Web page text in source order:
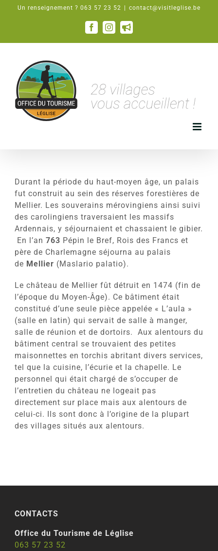
PasserUn renseignement ? 063 57 23 52 contact@visitleglise.be
Facebook
Instagram
Email
Durant la période du haut-moyen âge, un palais
fut construit au sein des réserves forestières de
Mellier. Les souverains mérovingiens ainsi suivi
des carolingiens traversaient les massifs
Ardennais, y séjournaient et chassaient le gibier.
En l’an 763 Pépin le Bref, Rois des Francs et
père de Charlemagne séjourna au palais
de Mellier (Maslario palatio).
Le château de Mellier fût détruit en 1474 (fin de
l’époque du Moyen-Âge). Ce bâtiment était
constitué d’une seule pièce appelée « L’aula »
(salle en latin) qui servait de salle à manger,
salle de réunion et de dortoirs. Aux alentours du
bâtiment central se trouvaient des petites
maisonnettes en torchis abritant divers services,
tel que la cuisine, l’écurie et la chapelle. Le
personnel qui était chargé de s’occuper de
l’entretien du château ne logeait pas
directement sur place mais aux alentours de
celui-ci. Ils sont donc à l’origine de la plupart
des villages situés aux alentours.
CONTACTS
Office du Tourisme de Léglise
063 57 23 52